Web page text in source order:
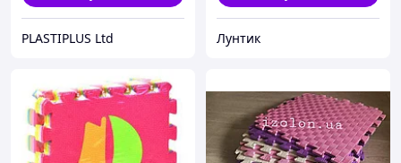
PLASTIPLUS Ltd Лунтик